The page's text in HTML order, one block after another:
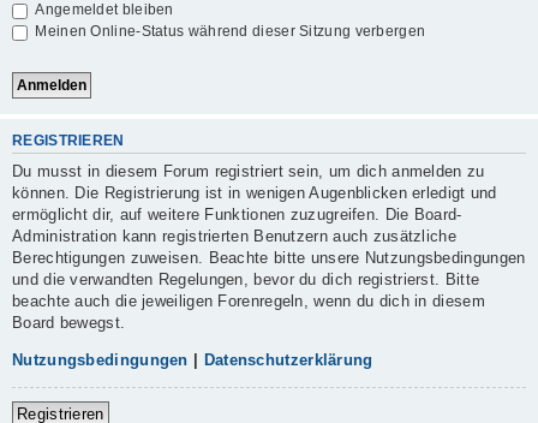
Angemeldet bleiben
Meinen Online-Status während dieser Sitzung verbergen
REGISTRIEREN
Du musst in diesem Forum registriert sein, um dich anmelden zu
können. Die Registrierung ist in wenigen Augenblicken erledigt und
ermöglicht dir, auf weitere Funktionen zuzugreifen. Die Board-
Administration kann registrierten Benutzern auch zusätzliche
Berechtigungen zuweisen. Beachte bitte unsere Nutzungsbedingungen
und die verwandten Regelungen, bevor du dich registrierst. Bitte
beachte auch die jeweiligen Forenregeln, wenn du dich in diesem
Board bewegst.
Nutzungsbedingungen Datenschutzerklärung
Registrieren